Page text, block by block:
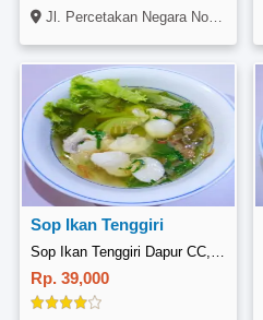
Jl. Percetakan Negara No. 27A, Cempaka Putih, Jakarta
Sop Ikan Tenggiri
Sop Ikan Tenggiri Dapur CC, Pertokoan SP Plaza
Rp. 39,000